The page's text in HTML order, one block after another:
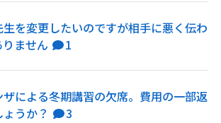
を変更したいのですが相手に悪く伝わ
ません
1
による冬期講習の欠席。費用の一部返
うか？
3